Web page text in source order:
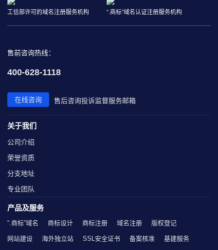
工信部许可的域名注册服务机构 “.商标”域名认证注册服务机构
售前咨询热线：
400-628-1118
在线咨询 售后咨询投诉监督服务邮箱
关于我们
公司介绍
荣誉资质
分支地址
专业团队
产品及服务
“.商标”域名 商标设计 商标注册 域名注册 版权登记
网站建设 海外独立站 SSL安全证书 备案核准 基建服务